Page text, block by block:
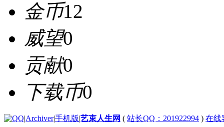
金币12
威望0
贡献0
下载币0
|Archiver|手机版|艺束人生网 ( 站长QQ：201922994 ) 在线